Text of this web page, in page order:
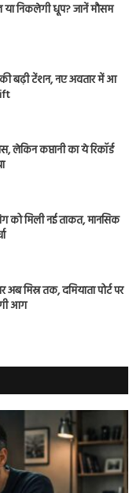
निकलेगी धूप? जानें मौसम
बढ़ी टेंशन, नए अवतार में आ
लेकिन कप्तानी का ये रिकॉर्ड
मिली नई ताकत, मानसिक
मिस्र तक, दमियाता पोर्ट पर
आग